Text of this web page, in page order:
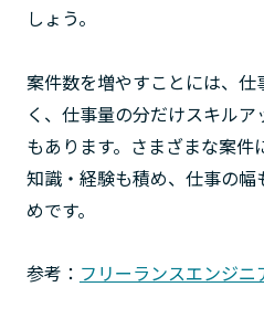
しょう。
案件数を増やすことには、
く、仕事量の分だけスキル
もあります。さまざまな案件
知識・経験も積め、仕事の
めです。
参考： フリーランスエンジ